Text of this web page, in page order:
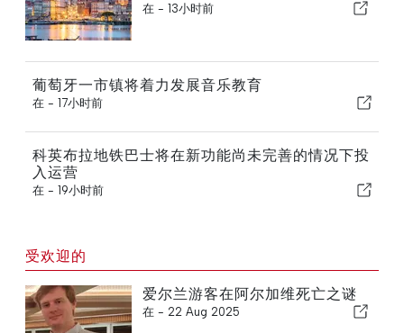
在 - 13小时前
葡萄牙一市镇将着力发展音乐教育
在 - 17小时前
科英布拉地铁巴士将在新功能尚未完善的情况下投
入运营
在 - 19小时前
受欢迎的
爱尔兰游客在阿尔加维死亡之谜
在 - 22 Aug 2025